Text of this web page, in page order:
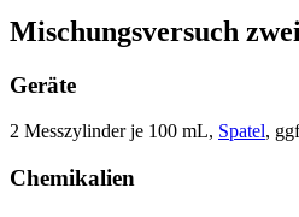
Mischungsversuch
Geräte
2 Messzylinder je 100 mL, Spatel,
Chemikalien